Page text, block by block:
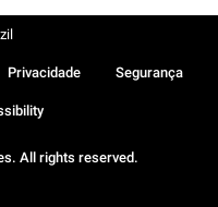
All rights reserved.
Privacidade Segurança